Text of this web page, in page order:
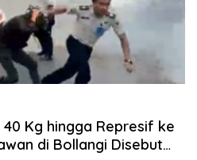
Kg hingga Represif ke
di Bollangi Disebut